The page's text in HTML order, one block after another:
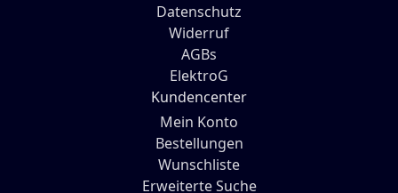
Datenschutz
Widerruf
AGBs
ElektroG
Kundencenter
Mein Konto
Bestellungen
Wunschliste
Erweiterte Suche